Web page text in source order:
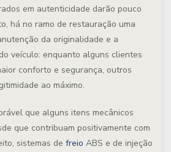
em autenticidade darão pouco
há no ramo de restauração uma
da originalidade e a
veículo: enquanto alguns clientes
conforto e segurança, outros
ao máximo.
que alguns itens mecânicos
que contribuam positivamente com
sistemas de freio ABS e de injeção